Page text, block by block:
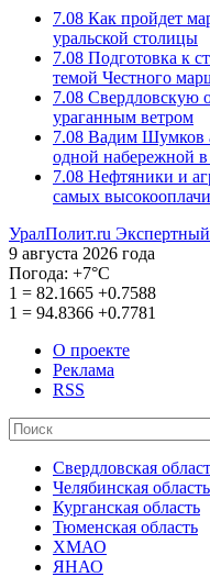
7.08 Как пройдет
уральской столицы
7.08 Подготовка к
темой Честного
7.08 Свердловскую
ураганным ветром
7.08 Вадим Шумков
одной набережной
7.08 Нефтяники и
самых
УралПолит.ru
9 августа 2026 года
Погода: +7°С
1 = 82.1665 +0.7588
1 = 94.8366 +0.7781
О проекте
Реклама
RSS
Свердловская
Челябинская область
Курганская область
Тюменская область
ХМАО
ЯНАО